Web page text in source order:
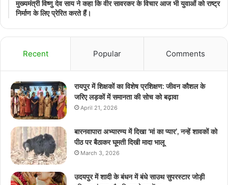
मुख्यमंत्री विष्णु देव साय ने कहा कि वीर सावरकर के विचार आज भी युवाओं को राष्ट्र
निर्माण के लिए प्रेरित करते हैं।
Recent Popular Comments
रायपुर में शिक्षकों का विशेष प्रशिक्षण: जीवन कौशल के
जरिए लड़कों में समानता की सोच को बढ़ावा
April 21, 2026
बारनवापारा अभ्यारण्य में दिखा ‘मां का प्यार’, नन्हें शावकों को
पीठ पर बैठाकर घूमती दिखी मादा भालू
March 3, 2026
उदयपुर में शादी के बंधन में बंधे साउथ सुपरस्टार जोड़ी